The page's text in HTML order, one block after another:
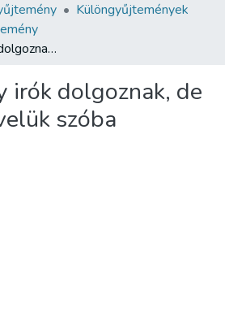
Különgyűjtemények
A keresztény irók dolgoznak, de nem állnak velük szóba
irók dolgoznak, de
szóba